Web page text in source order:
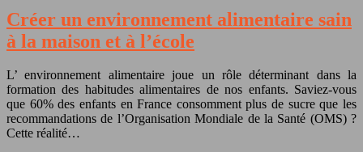
Créer un environnement alimentaire sain
à la maison et à l’école
L’ environnement alimentaire joue un rôle déterminant dans la
formation des habitudes alimentaires de nos enfants. Saviez-vous
que 60% des enfants en France consomment plus de sucre que les
recommandations de l’Organisation Mondiale de la Santé (OMS) ?
Cette réalité…